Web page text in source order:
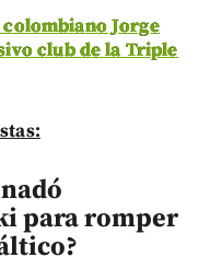
Jorge
club de la Triple
para romper